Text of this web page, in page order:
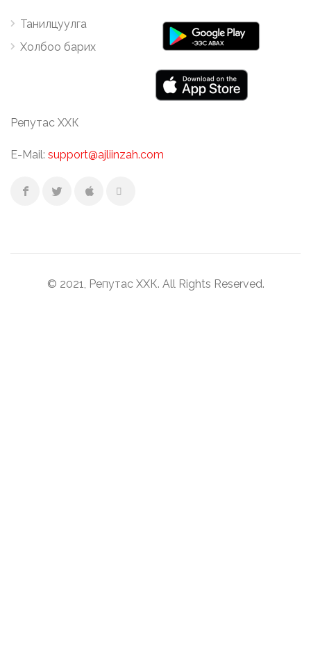
Танилцуулга
Холбоо барих
Репутас ХХК
E-Mail: support@ajliinzah.com
© 2021, Репутас ХХК. All Rights Reserved.